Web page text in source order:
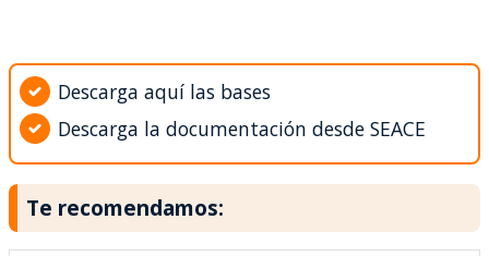
Descarga aquí las bases
Descarga la documentación desde SEACE
Te recomendamos: